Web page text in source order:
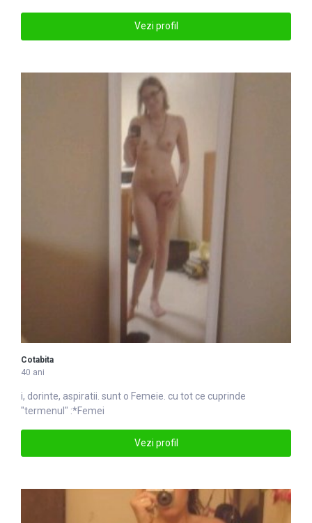
Vezi profil
Cotabita
40 ani
i, dorinte, aspiratii. sunt o Femeie. cu tot ce cuprinde
"termenul" :*Femei
Vezi profil